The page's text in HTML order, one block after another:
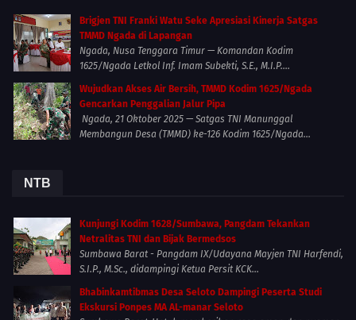
Brigjen TNI Franki Watu Seke Apresiasi Kinerja Satgas
TMMD Ngada di Lapangan
Ngada, Nusa Tenggara Timur — Komandan Kodim
1625/Ngada Letkol Inf. Imam Subekti, S.E., M.I.P....
Wujudkan Akses Air Bersih, TMMD Kodim 1625/Ngada
Gencarkan Penggalian Jalur Pipa
Ngada, 21 Oktober 2025 — Satgas TNI Manunggal
Membangun Desa (TMMD) ke-126 Kodim 1625/Ngada...
NTB
Kunjungi Kodim 1628/Sumbawa, Pangdam Tekankan
Netralitas TNI dan Bijak Bermedsos
Sumbawa Barat - Pangdam IX/Udayana Mayjen TNI Harfendi,
S.I.P., M.Sc., didampingi Ketua Persit KCK...
Bhabinkamtibmas Desa Seloto Dampingi Peserta Studi
Ekskursi Ponpes MA AL-manar Seloto